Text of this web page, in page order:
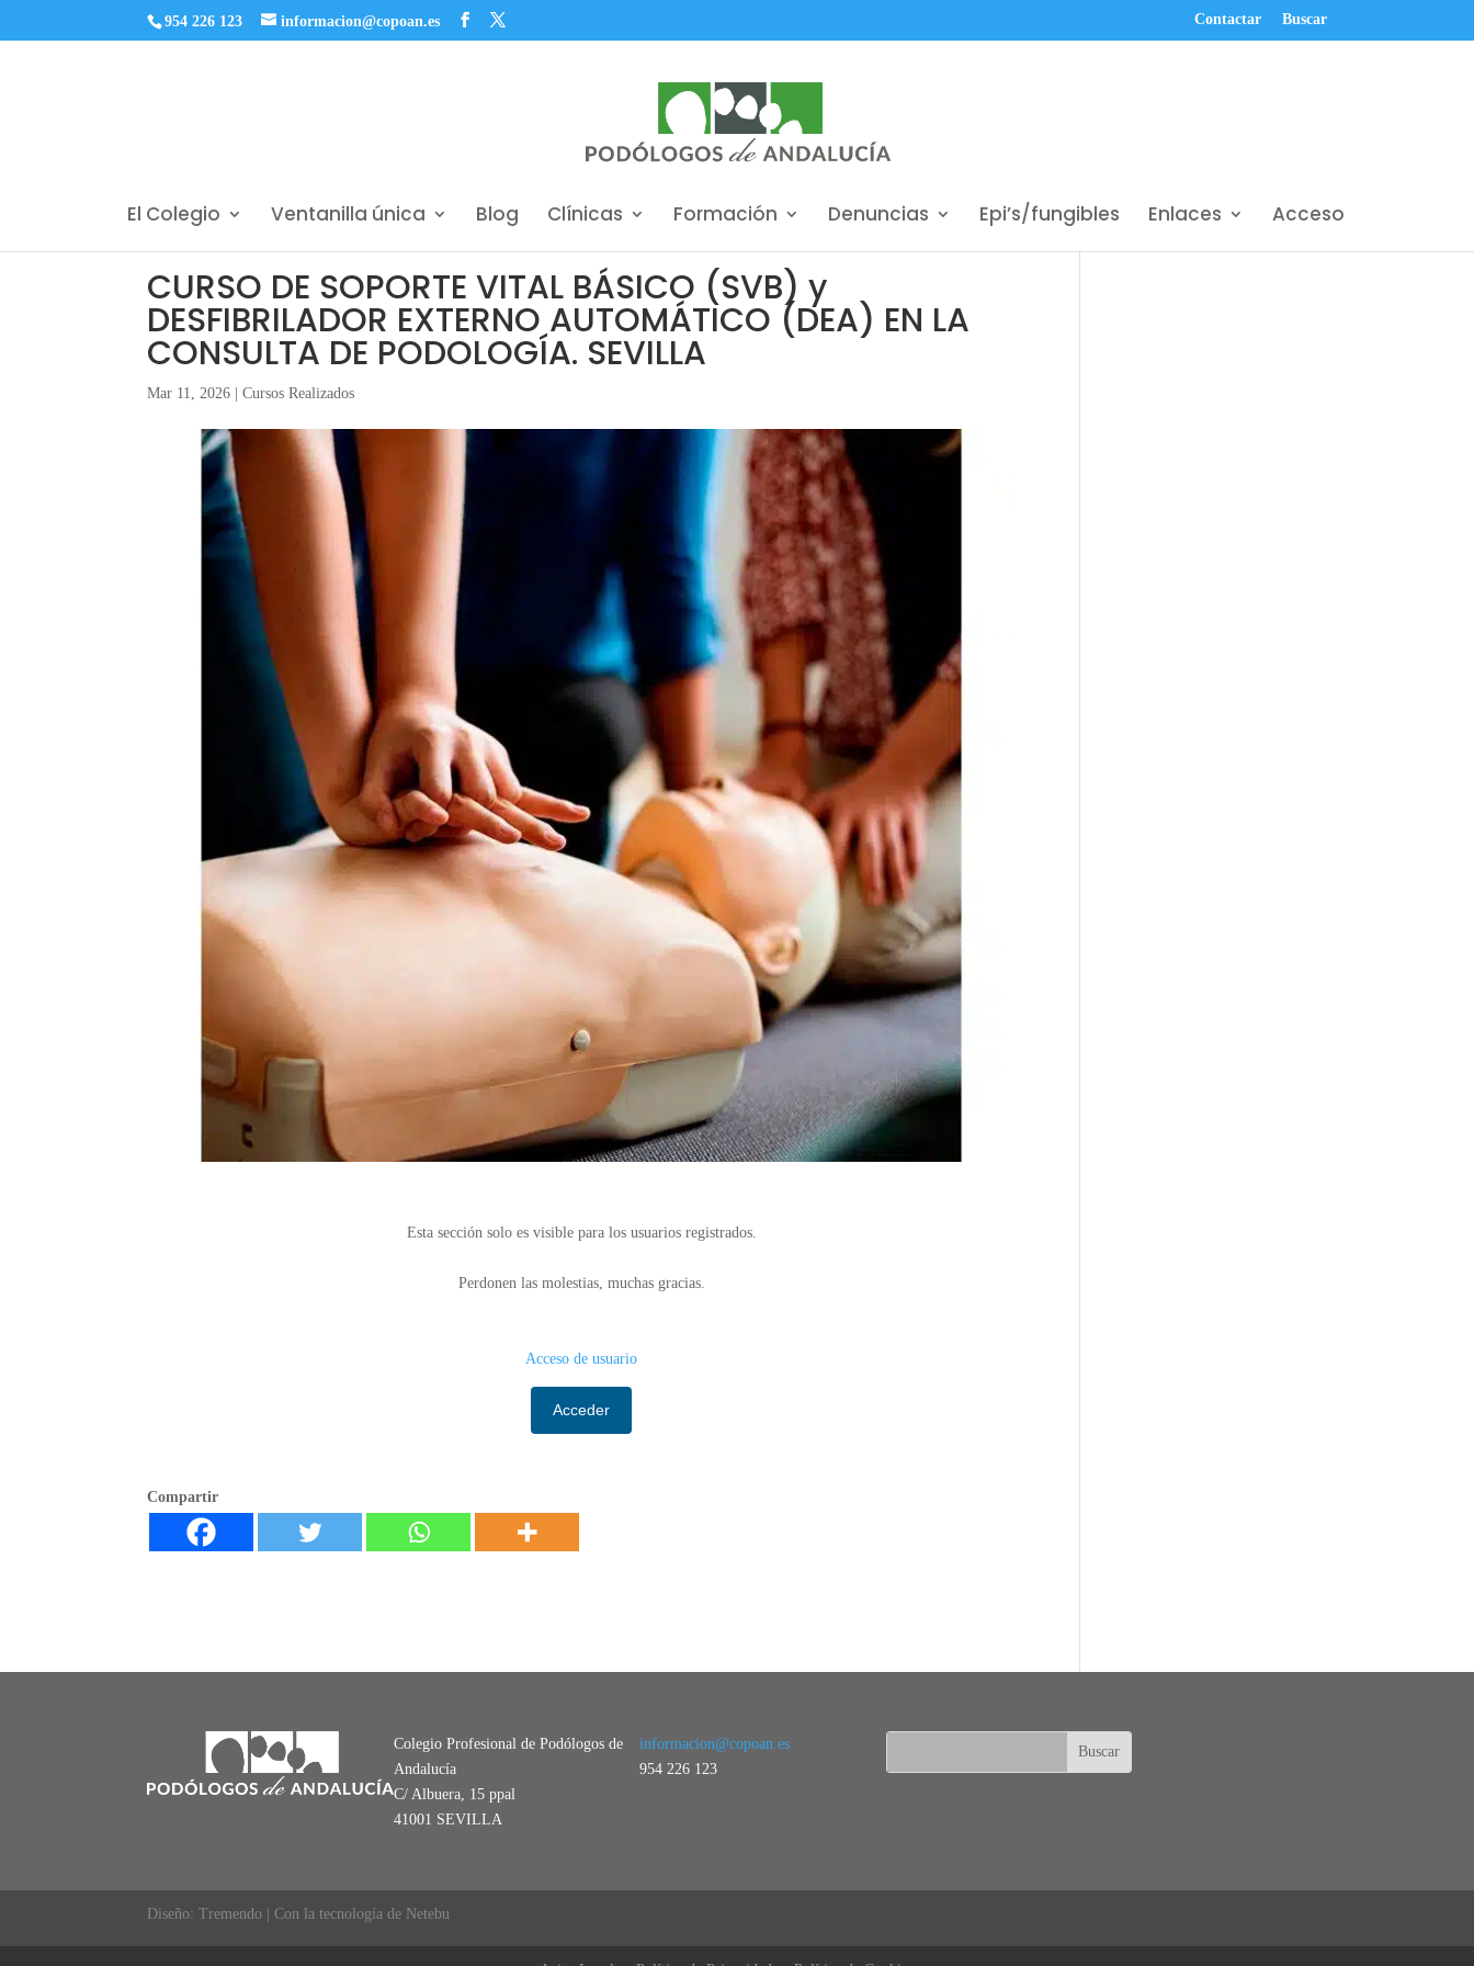
954 226 123 informacion@copoan.es Contactar Buscar
El Colegio Ventanilla única Blog Clínicas Formación Denuncias Epi’s/fungibles Enlaces Acceso
CURSO DE SOPORTE VITAL BÁSICO (SVB) y
DESFIBRILADOR EXTERNO AUTOMÁTICO (DEA) EN LA
CONSULTA DE PODOLOGÍA. SEVILLA
Mar 11, 2026 |Cursos Realizados
Esta sección solo es visible para los usuarios registrados.
Perdonen las molestias, muchas gracias.
Acceso de usuario
Acceder
Compartir
Colegio Profesional de Podólogos de
Andalucía
C/ Albuera, 15 ppal
41001 SEVILLA
informacion@copoan.es
954 226 123
Diseño: Tremendo | Con la tecnología de Netebu